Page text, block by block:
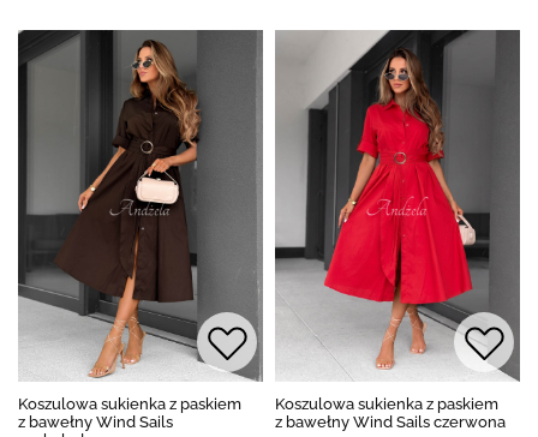
Koszulowa sukienka z paskiem
z bawełny Wind Sails
Koszulowa sukienka z paskiem
z bawełny Wind Sails czerwona